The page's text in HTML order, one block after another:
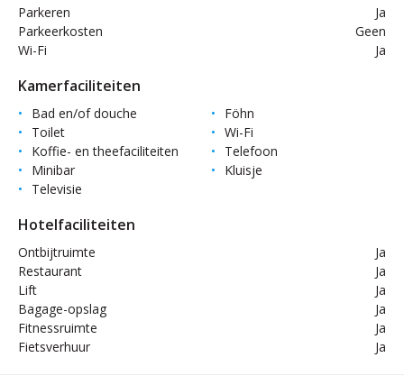
Parkeren
Ja
Parkeerkosten
Geen
Wi-Fi
Ja
Kamerfaciliteiten
Bad en/of douche
Föhn
Toilet
Wi-Fi
Koffie- en theefaciliteiten
Telefoon
Minibar
Kluisje
Televisie
Hotelfaciliteiten
Ontbijtruimte
Ja
Restaurant
Ja
Lift
Ja
Bagage-opslag
Ja
Fitnessruimte
Ja
Fietsverhuur
Ja